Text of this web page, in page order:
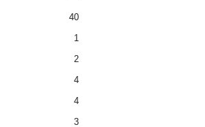
40
1
2
4
4
3